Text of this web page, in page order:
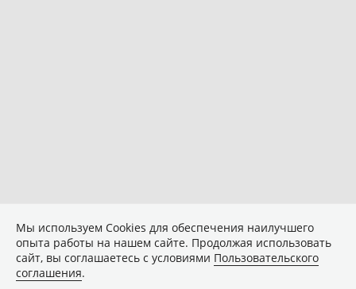
Мы используем Сookies для обеспечения наилучшего
опыта работы на нашем сайте. Продолжая использовать
сайт, вы соглашаетесь с условиями Пользовательского
соглашения.